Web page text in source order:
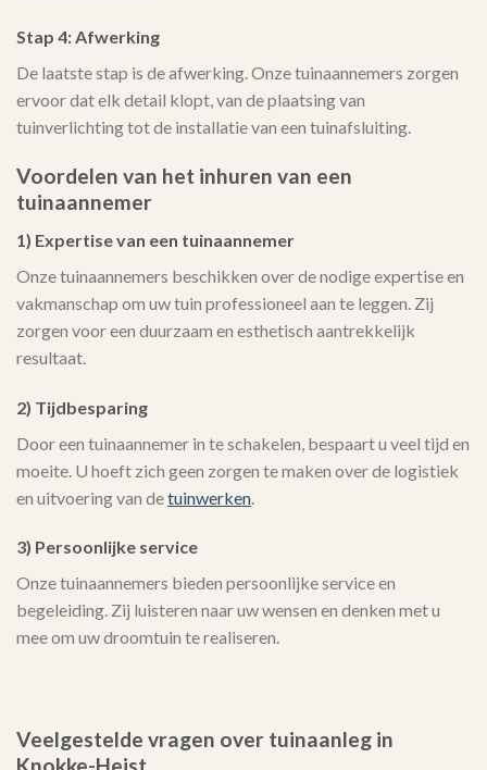
Stap 4: Afwerking
De laatste stap is de afwerking. Onze tuinaannemers zorgen
ervoor dat elk detail klopt, van de plaatsing van
tuinverlichting tot de installatie van een tuinafsluiting.
Voordelen van het inhuren van een
tuinaannemer
1) Expertise van een tuinaannemer
Onze tuinaannemers beschikken over de nodige expertise en
vakmanschap om uw tuin professioneel aan te leggen. Zij
zorgen voor een duurzaam en esthetisch aantrekkelijk
resultaat.
2) Tijdbesparing
Door een tuinaannemer in te schakelen, bespaart u veel tijd en
moeite. U hoeft zich geen zorgen te maken over de logistiek
en uitvoering van detuinwerken
3) Persoonlijke service
Onze tuinaannemers bieden persoonlijke service en
begeleiding. Zij luisteren naar uw wensen en denken met u
mee om uw droomtuin te realiseren.
Veelgestelde vragen over tuinaanleg in